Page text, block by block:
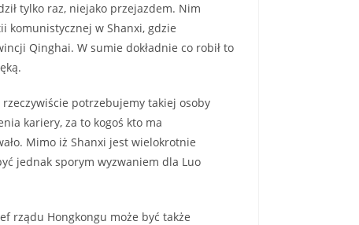
tylko raz, niejako przejazdem. Nim
komunistycznej w Shanxi, gdzie
Qinghai. W sumie dokładnie co robił to
rzeczywiście potrzebujemy takiej osoby
kariery, za to kogoś kto ma
Mimo iż Shanxi jest wielokrotnie
jednak sporym wyzwaniem dla Luo
rządu Hongkongu może być także